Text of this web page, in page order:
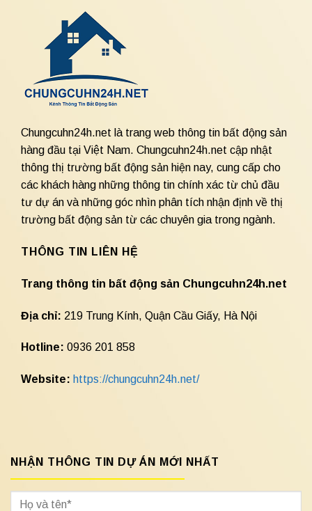
Chungcuhn24h.net là trang web thông tin bất động sản
hàng đầu tại Việt Nam. Chungcuhn24h.net cập nhật
thông thị trường bất động sản hiện nay, cung cấp cho
các khách hàng những thông tin chính xác từ chủ đầu
tư dự án và những góc nhìn phân tích nhận định về thị
trường bất động sản từ các chuyên gia trong ngành.
THÔNG TIN LIÊN HỆ
Trang thông tin bất động sản Chungcuhn24h.net
Địa chỉ: 219 Trung Kính, Quận Cầu Giấy, Hà Nội
Hotline: 0936 201 858
Website: https://chungcuhn24h.net/
NHẬN THÔNG TIN DỰ ÁN MỚI NHẤT